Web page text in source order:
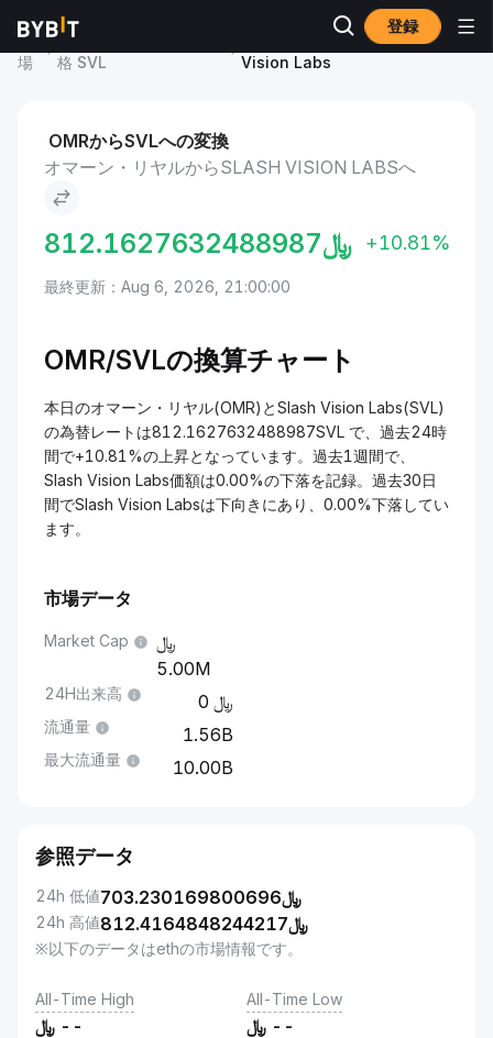
登録
市
場
Slash Vision Labs 価
格 SVL
オマーン・リヤル to Slash
Vision Labs
OMRからSVLへの変換
オマーン・リヤルからSLASH VISION LABSへ
﷼812.1627632488987 +10.81%
最終更新：Aug 6, 2026, 21:00:00
OMR/SVLの換算チャート
本日のオマーン・リヤル(OMR)とSlash Vision Labs(SVL)
の為替レートは812.1627632488987SVL で、過去24時
間で+10.81%の上昇となっています。過去1週間で、
Slash Vision Labs価額は0.00%の下落を記録。過去30日
間でSlash Vision Labsは下向きにあり、0.00%下落してい
ます。
市場データ
Market Cap
5.00M
24H出来高 0
流通量 1.56B
最大流通量 10.00B
参照データ
24h 低値 ﷼703.230169800696
24h 高値 ﷼812.4164848244217
※以下のデータはethの市場情報です。
All-Time High
﷼ --
All-Time Low
﷼ --